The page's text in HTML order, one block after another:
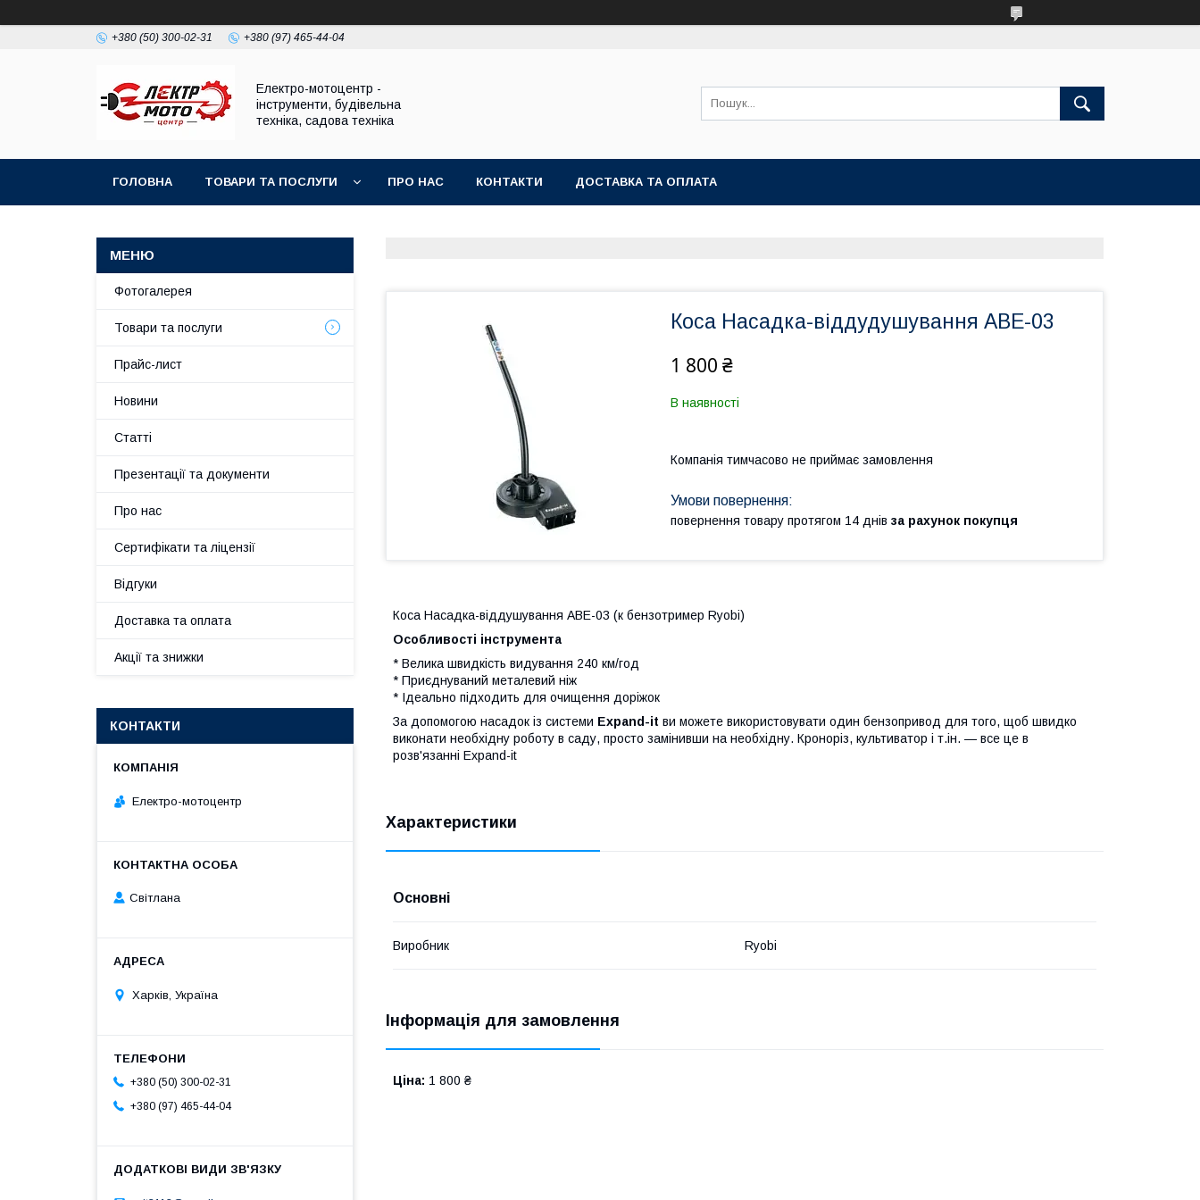
+380 (50) 300-02-31 +380 (97) 465-44-04
Електро-мотоцентр -
інструменти, будівельна
техніка, садова техніка
ГОЛОВНА ТОВАРИ ТА ПОСЛУГИ ПРО НАС КОНТАКТИ ДОСТАВКА ТА ОПЛАТА
Коса Насадка-віддудушування ABE-03
1 800 ₴
В наявності
Компанія тимчасово не приймає замовлення
повернення товару протягом 14 днів за рахунок покупця
Коса Насадка-віддушування ABE-03 (к бензотример Ryobi)
Особливості інструмента
* Велика швидкість видування 240 км/год
* Приєднуваний металевий ніж
* Ідеально підходить для очищення доріжок
За допомогою насадок із системи Expand-it ви можете використовувати один бензопривод для того, щоб швидко
виконати необхідну роботу в саду, просто замінивши на необхідну. Кроноріз, культиватор і т.ін. — все це в
розв'язанні Expand-it
Характеристики
Основні
Виробник Ryobi
Інформація для замовлення
Ціна: 1 800 ₴
Фотогалерея
Товари та послуги
Прайс-лист
Новини
Статті
Презентації та документи
Про нас
Сертифікати та ліцензії
Відгуки
Доставка та оплата
Акції та знижки
КОНТАКТИ
Електро-мотоцентр
Світлана
Харків, Україна
+380 (50) 300-02-31
+380 (97) 465-44-04